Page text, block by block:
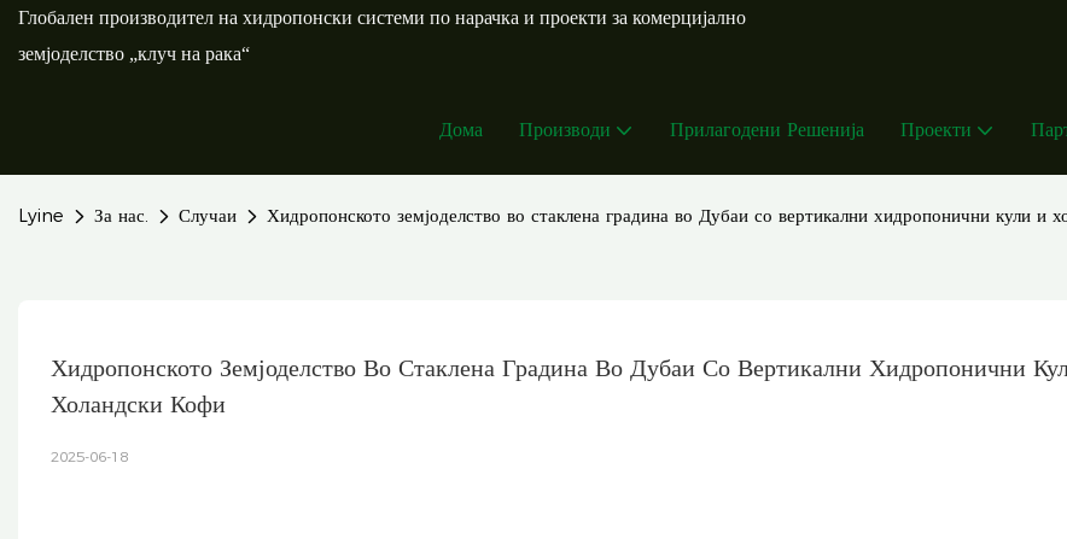
Глобален производител на хидропонски системи по нарачка и проекти за комерцијално
земјоделство „клуч на рака“
Дома Производи Прилагодени Решенија Проекти
Lyine За нас. Случаи Хидропонското земјоделство во стаклена градина во Дубаи со вертикални хидропонични кули и
Хидропонското Земјоделство Во Стаклена Градина Во Дубаи Со Вертикални Хидропонични
Холандски Кофи
2025-06-18